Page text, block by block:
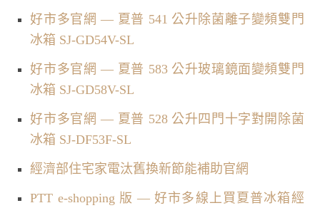
好市多官網 — 夏普 541 公升除菌離子變頻雙門
冰箱 SJ-GD54V-SL
好市多官網 — 夏普 583 公升玻璃鏡面變頻雙門
冰箱 SJ-GD58V-SL
好市多官網 — 夏普 528 公升四門十字對開除菌
冰箱 SJ-DF53F-SL
經濟部住宅家電汰舊換新節能補助官網
PTT e-shopping 版 — 好市多線上買夏普冰箱經